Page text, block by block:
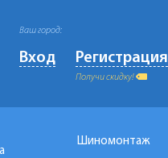
Ваш город:
Вход Регистрация
Получи скидку!
Шиномонтаж